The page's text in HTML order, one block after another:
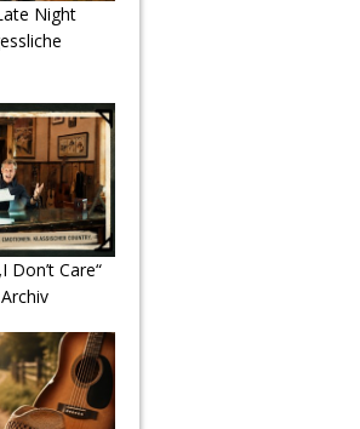
Night
Care“